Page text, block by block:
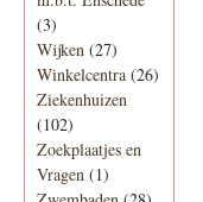
(3)
Wijken (27)
Winkelcentra (26)
Ziekenhuizen
(102)
Zoekplaatjes en
Vragen (1)